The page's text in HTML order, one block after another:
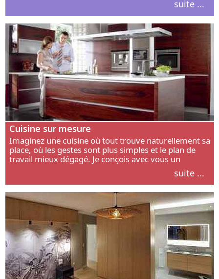
suite ...
Cuisine sur mesure
Imaginez une cuisine où tout trouve naturellement sa
place, où les gestes sont plus simples et le plan de
travail mieux dégagé. Je conçois avec vous un
aménagement adapté à votre manière de cuisiner, de
suite ...